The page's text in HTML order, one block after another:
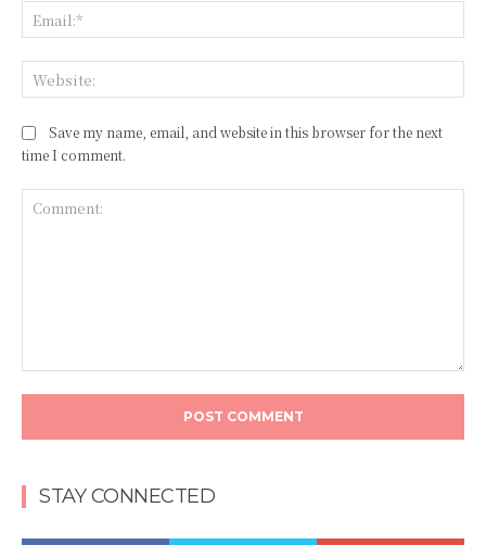
Save my name, email, and website in this browser for the next
time I comment.
STAY CONNECTED